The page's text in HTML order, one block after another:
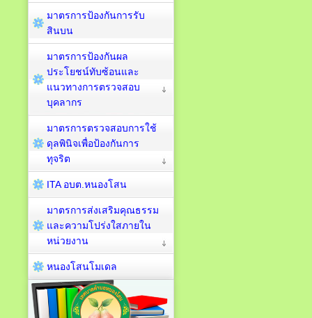
มาตรการป้องกันการรับ
สินบน
มาตรการป้องกันผล
ประโยชน์ทับซ้อนและ
แนวทางการตรวจสอบ
บุคลากร
มาตรการตรวจสอบการใช้
ดุลพินิจเพื่อป้องกันการ
ทุจริต
ITA อบต.หนองโสน
มาตรการส่งเสริมคุณธรรม
และความโปร่งใสภายใน
หน่วยงาน
หนองโสนโมเดล